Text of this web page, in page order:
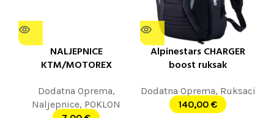
NALJEPNICE
KTM/MOTOREX
Dodatna Oprema,
Naljepnice, POKLON
Alpinestars CHARGER
boost ruksak
Dodatna Oprema, Ruksaci
140,00 €